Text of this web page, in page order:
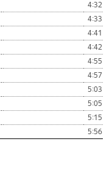
4:32:15
4:33:57
4:41:37
4:42:24
4:55:51
4:57:18
5:03:59
5:05:46
5:15:37
5:56:59